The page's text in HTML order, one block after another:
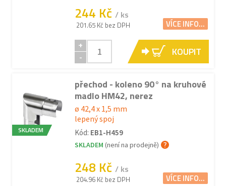
244 Kč / ks
201.65 Kč bez DPH VÍCE INFO...
+
-
KOUPIT
SKLADEM
přechod - koleno 90° na kruhové
madlo HM42, nerez
ø 42,4 x 1,5 mm
lepený spoj
Kód: EB1-H459
SKLADEM (není na prodejně)
248 Kč / ks
204.96 Kč bez DPH VÍCE INFO...